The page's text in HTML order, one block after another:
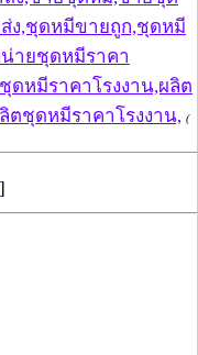
ง,ชุดหมีขายถูก,ชุดหมี
ายชุดหมีราคา
หมีราคาโรงงาน,ผลิต
ตชุดหมีราคาโรงงาน, (
]